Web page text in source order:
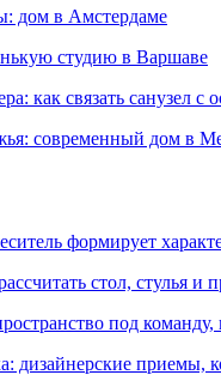
дом в Амстердаме
студию в Варшаве
как связать санузел с
современный дом в
формирует
стол, стулья и
под
дизайнерские приемы,